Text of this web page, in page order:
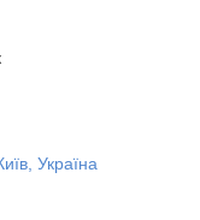
Україна